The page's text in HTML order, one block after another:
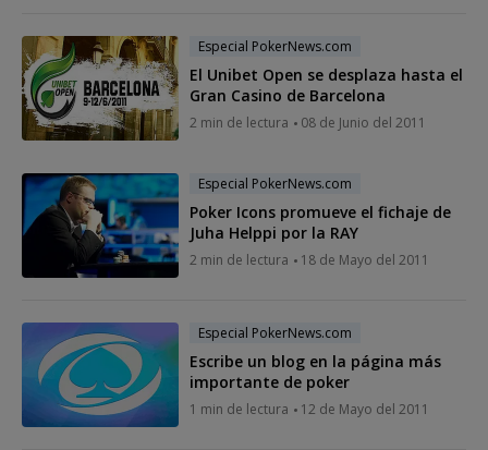
Especial PokerNews.com
El Unibet Open se desplaza hasta el
Gran Casino de Barcelona
2 min de lectura 08 de Junio del 2011
Especial PokerNews.com
Poker Icons promueve el fichaje de
Juha Helppi por la RAY
2 min de lectura 18 de Mayo del 2011
Especial PokerNews.com
Escribe un blog en la página más
importante de poker
1 min de lectura 12 de Mayo del 2011